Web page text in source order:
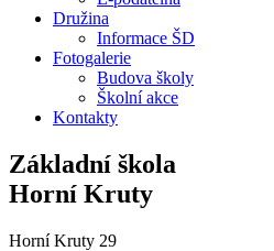
Družina
Informace ŠD
Fotogalerie
Budova školy
Školní akce
Kontakty
Základní škola
Horní Kruty
Horní Kruty 29